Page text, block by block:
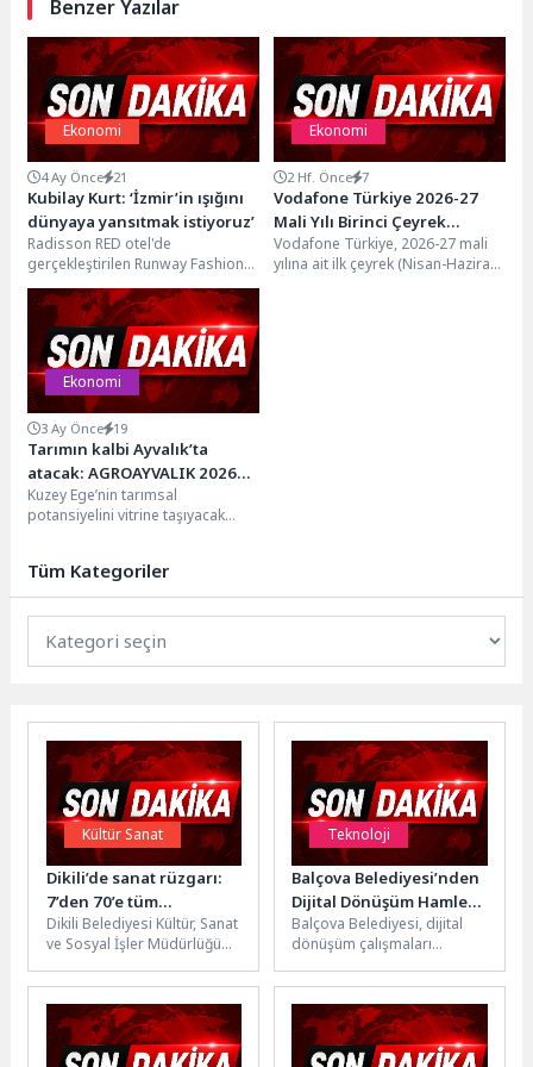
Benzer Yazılar
Ekonomi
4 Ay Önce 21
Kubilay Kurt: ‘İzmir’in ışığını
dünyaya yansıtmak istiyoruz’
Radisson RED otel'de
gerçekleştirilen Runway Fashion
İzmir basın toplantısında konuşan
Kubilay Kurt, markaların sadece
reklamla...
Ekonomi
2 Hf. Önce 7
Vodafone Türkiye 2026-27
Mali Yılı Birinci Çeyrek
Sonuçlarını Açıkladı
Vodafone Türkiye, 2026-27 mali
yılına ait ilk çeyrek (Nisan-Haziran
Ekonomi
3 Ay Önce 19
Tarımın kalbi Ayvalık’ta
atacak: AGROAYVALIK 2026
kapılarını açıyor
Kuzey Ege’nin tarımsal
potansiyelini vitrine taşıyacak
temsilcilerini Ayvalık’ta...
Tüm Kategoriler
Kültür Sanat
Dikili’de sanat rüzgarı:
7’den 70’e tüm
kursiyerler yıl sonu
coşkusunda buluştu
Dikili Belediyesi Kültür, Sanat
ve Sosyal İşler Müdürlüğü
Kültür ve Sanat Kursları,...
Teknoloji
Balçova Belediyesi’nden
Dijital Dönüşüm Hamlesi:
Kurum Arşivleri Tek
Çatıda Toplanıyor
Balçova Belediyesi, dijital
dönüşüm çalışmaları
arşivlerini modern ve
erişilebilir bir yapıya
kavuşturuyor. Müdürlüklere...